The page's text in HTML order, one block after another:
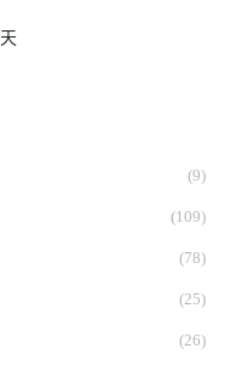
(9)
(109)
(78)
(25)
(26)